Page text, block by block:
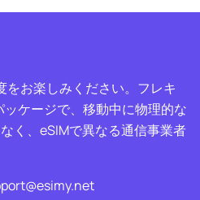
をお楽しみください。フレキ
ケージで、移動中に物理的な
く、eSIMで異なる通信事業者